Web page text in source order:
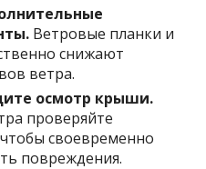
Ветровые планки и
снижают
ветра.
осмотр крыши.
проверяйте
своевременно
повреждения.